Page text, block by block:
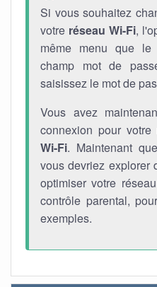
Si vous souhaitez
votre réseau Wi-Fi,
même menu que le
champ mot de
saisissez le mot de
Vous avez
connexion pour votre
Wi-Fi. Maintenant
vous devriez explorer
optimiser votre
contrôle parental,
exemples.